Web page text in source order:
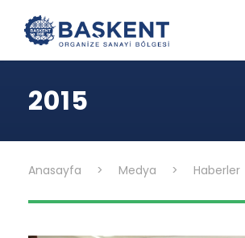
2015
Anasayfa > Medya > Haberler